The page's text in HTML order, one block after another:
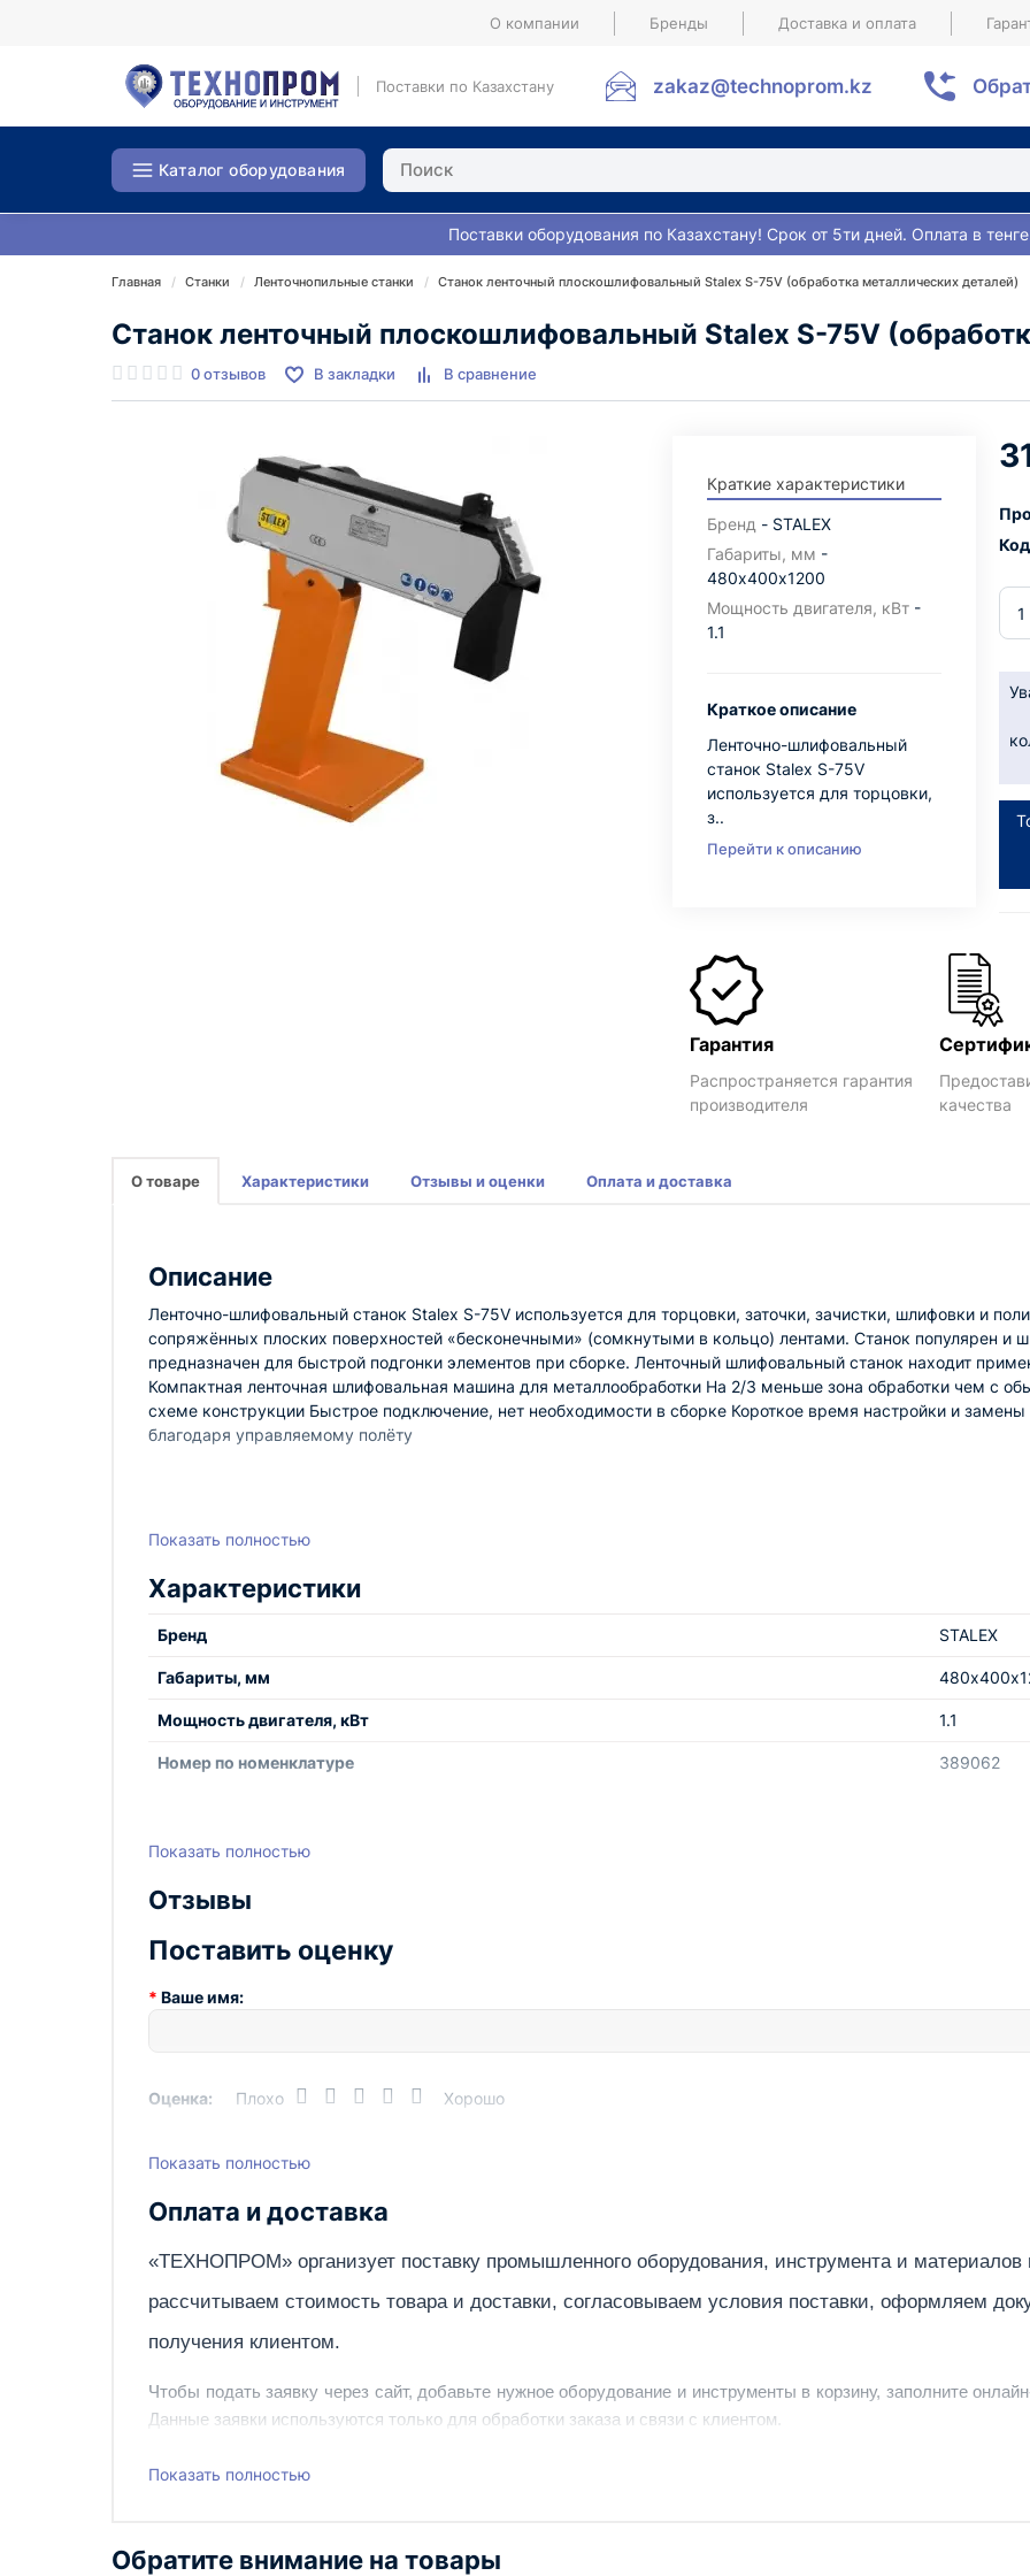
О компании Бренды Доставка и оплата
Поставки по Казахстану zakaz@technoprom.kz
Каталог оборудования
Поставки оборудования по Казахстану! Срок от 5ти дней. Оплата в
Главная Станки Ленточнопильные станки Станок ленточный плоскошлифовальный Stalex S-75V (обработка металлических деталей)
Станок ленточный плоскошлифовальный Stalex S-75V
0 отзывов В закладки В сравнение
Краткие характеристики
Бренд - STALEX
Габариты, мм -
480х400х1200
Мощность двигателя, кВт-
1.1
Краткое описание
Ленточно-шлифовальный
станок Stalex S-75V
используется для торцовки,
з..
Перейти к описанию
Гарантия
Распространяется гарантия
производителя
качества
О товаре Характеристики Отзывы и оценки Оплата и доставка
Описание
Ленточно-шлифовальный станок Stalex S-75V используется для торцовки, заточки, зачистки, шлифовки и
сопряжённых плоских поверхностей «бесконечными» (сомкнутыми в кольцо) лентами. Станок популярен и
предназначен для быстрой подгонки элементов при сборке. Ленточный шлифовальный станок находит
Компактная ленточная шлифовальная машина для металлообработки На 2/3 меньше зона обработки чем с
схеме конструкции Быстрое подключение, нет необходимости в сборке Короткое время настройки и
благодаря управляемому полёту
Показать полностью
Характеристики
Бренд STALEX
Габариты, мм
Мощность двигателя, кВт 1.1
Номер по номенклатуре 389062
Показать полностью
Отзывы
Поставить оценку
Ваше имя:
Оценка: Плохо Хорошо
Написать отзыв
Показать полностью
Оплата и доставка
«ТЕХНОПРОМ» организует поставку промышленного оборудования, инструмента и
рассчитываем стоимость товара и доставки, согласовываем условия поставки, оформляем
получения клиентом.
Чтобы подать заявку через сайт, добавьте нужное оборудование и инструменты в корзину, заполните
Данные заявки используются только для обработки заказа и связи с клиентом.
Наш сотрудник свяжется с вами, чтобы подтвердить заявку, уточнить детали, рассчитать стоимость
Показать полностью
Обратите внимание на товары